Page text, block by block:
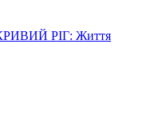
РІГ: Життя